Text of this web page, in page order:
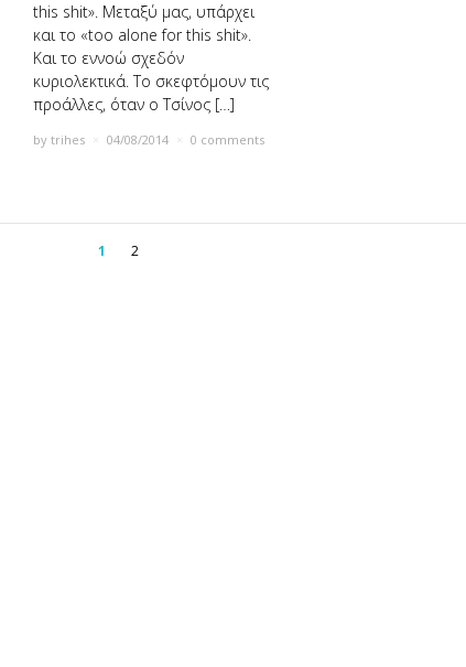
this shit». Μεταξύ μας, υπάρχει
και το «too alone for this shit».
Και το εννοώ σχεδόν
κυριολεκτικά. Το σκεφτόμουν τις
προάλλες, όταν ο Τσίνος […]
by trihes 04/08/2014 0 comments
1 2